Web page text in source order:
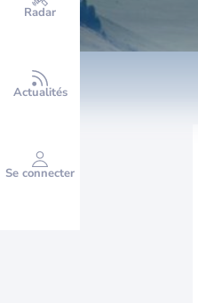
Radar
Actualités
Se connecter